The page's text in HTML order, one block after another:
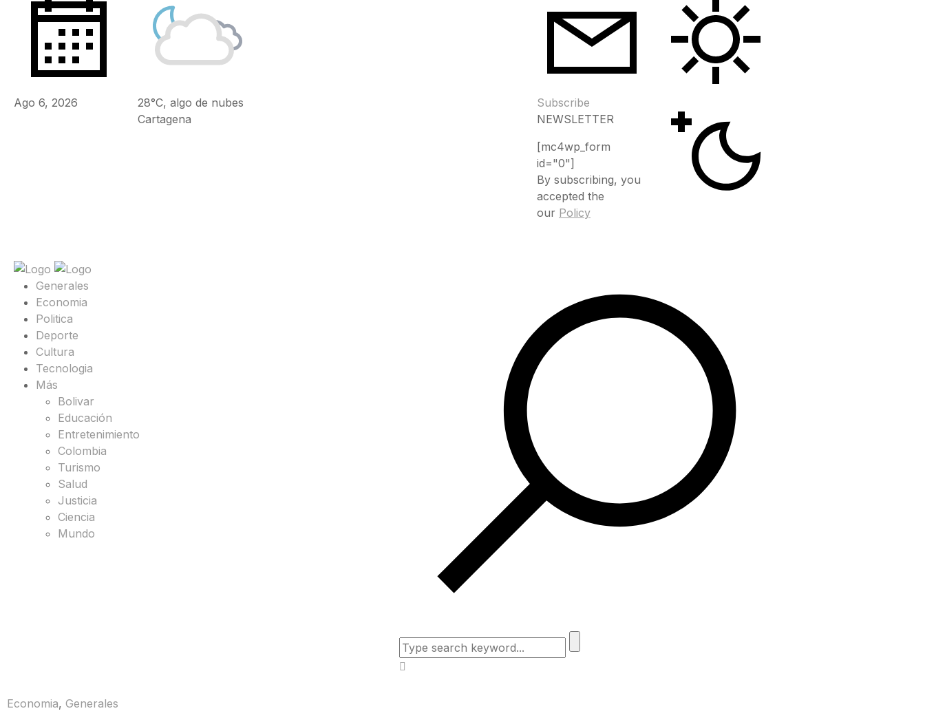
Ago 6, 2026
28°C, algo de nubes
Cartagena
Subscribe
NEWSLETTER
[mc4wp_form
id="0"]
By subscribing, you
accepted the
our Policy
Generales
Economia
Politica
Deporte
Cultura
Tecnologia
Más
Bolivar
Educación
Entretenimiento
Colombia
Turismo
Salud
Justicia
Ciencia
Mundo
Economia, Generales